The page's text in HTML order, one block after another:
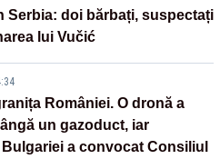
Serbia: doi bărbați, suspectați
lui Vučić
României. O dronă a
un gazoduct, iar
a convocat Consiliul